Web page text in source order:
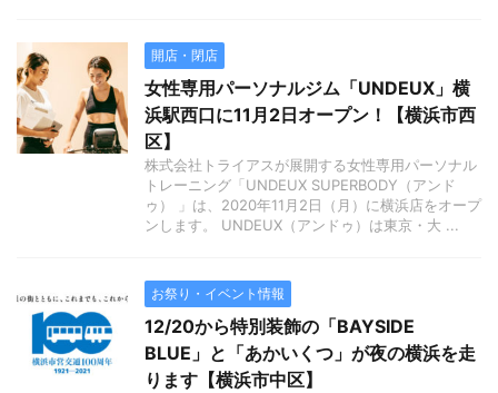
開店・閉店
女性専用パーソナルジム「UNDEUX」横
浜駅西口に11月2日オープン！【横浜市西
区】
株式会社トライアスが展開する女性専用パーソナル
トレーニング「UNDEUX SUPERBODY（アンド
ゥ） 」は、2020年11月2日（月）に横浜店をオープ
ンします。 UNDEUX（アンドゥ）は東京・大 ...
お祭り・イベント情報
12/20から特別装飾の「BAYSIDE
BLUE」と「あかいくつ」が夜の横浜を走
ります【横浜市中区】